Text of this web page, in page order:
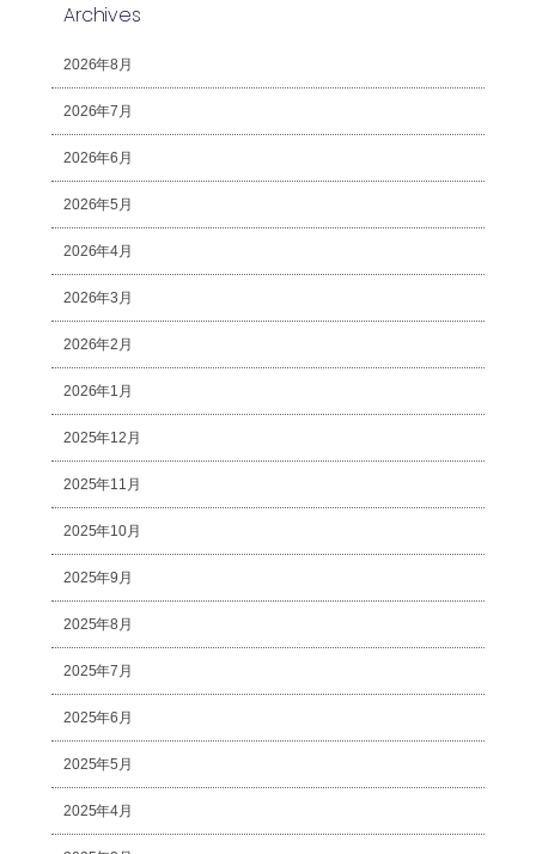
Archives
2026年8月
2026年7月
2026年6月
2026年5月
2026年4月
2026年3月
2026年2月
2026年1月
2025年12月
2025年11月
2025年10月
2025年9月
2025年8月
2025年7月
2025年6月
2025年5月
2025年4月